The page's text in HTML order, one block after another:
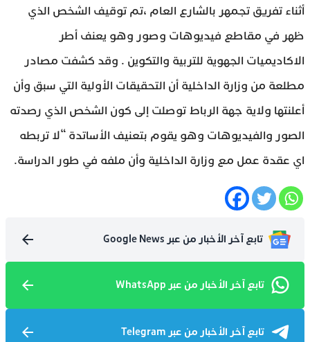
أثناء تفريق تجمهر بالشارع العام ،تم توقيف الشخص الذي
ظهر في مقاطع فيديوهات وصور وهو يعنف أطر
الاكاديميات الجهوية للتربية والتكوين . وقد كشفت مصادر
مطلعة من وزارة الداخلية أن التحقيقات الأولية التي سبق وأن
أعلنتها ولاية جهة الرباط توصلت إلى كون الشخص الذي رصدته
الصور والفيديوهات وهو يقوم بتعنيف الأساتدة “لا تربطه
اي عقدة عمل مع وزارة الداخلية وأن ملفه في طور الدراسة.
تابع آخر الأخبار من عبر Google News
تابع آخر الأخبار من عبر WhatsApp
تابع آخر الأخبار من عبر Telegram